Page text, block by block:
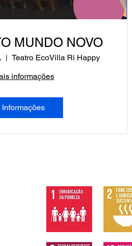
MUNDO NOVO
Teatro EcoVilla Ri Happy
informações
Informações